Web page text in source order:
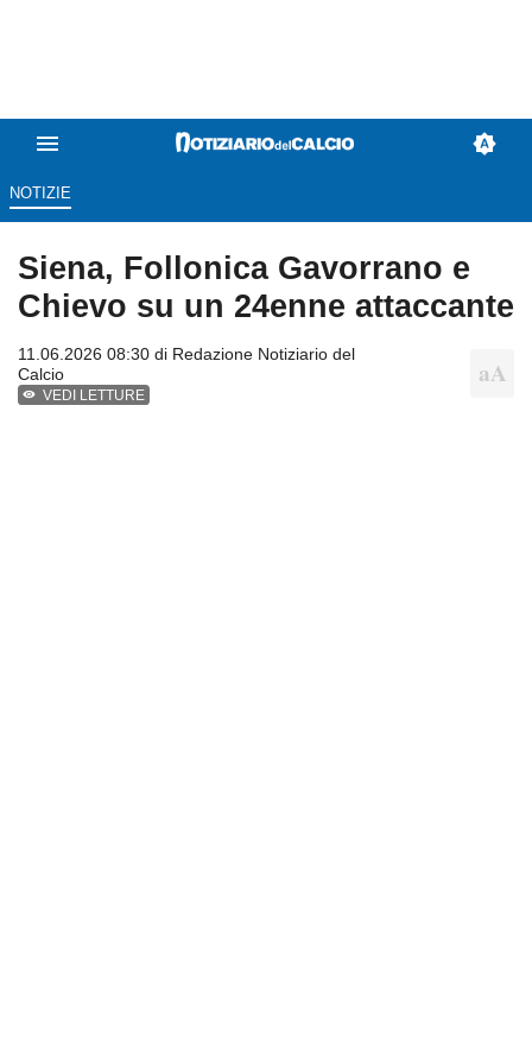
NOTIZIE
Siena, Follonica Gavorrano e
Chievo su un 24enne attaccante
11.06.2026 08:30 di Redazione Notiziario del
Calcio
VEDI LETTURE